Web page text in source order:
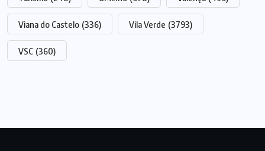
Viana do Castelo (336) Vila Verde (3793)
VSC (360)